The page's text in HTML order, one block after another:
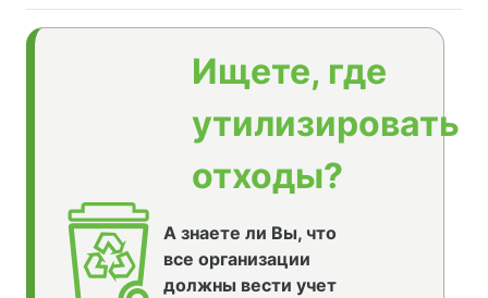
Ищете, где
утилизировать
отходы?
А знаете ли Вы, что
все организации
должны вести учет